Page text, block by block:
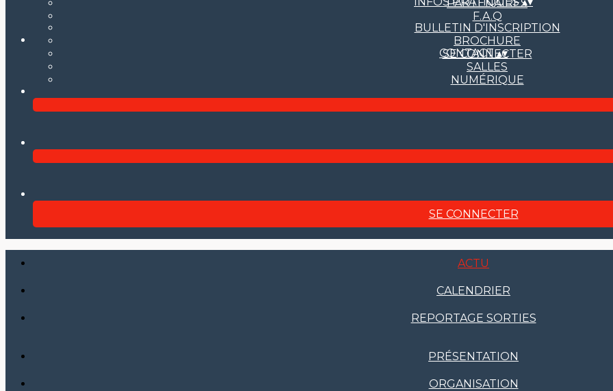
PARTENAIRES
F.A.Q
BULLETIN D'INSCRIPTION
BROCHURE
SE CONNECTER
SALLES
NUMÉRIQUE
CONTACT▴▾
SE CONNECTER
ACTU
CALENDRIER
REPORTAGE SORTIES
PRÉSENTATION
ORGANISATION